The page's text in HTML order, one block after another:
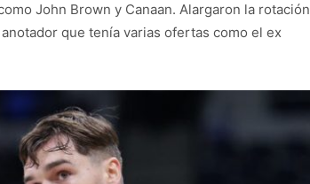
John Brown y Canaan. Alargaron la rotación
que tenía varias ofertas como el ex